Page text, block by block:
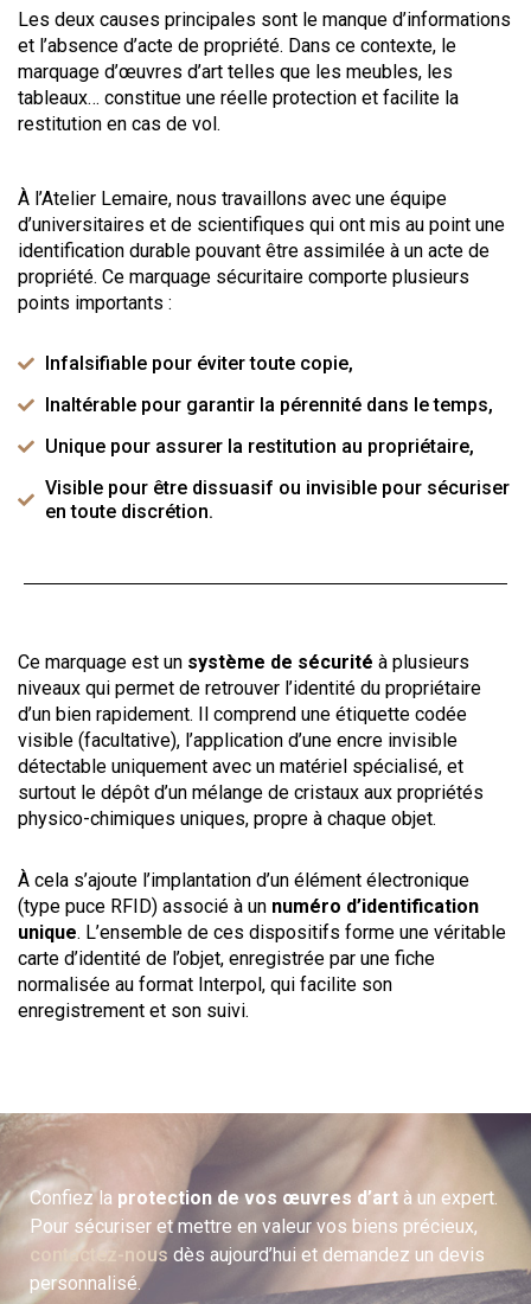
Les deux causes principales sont le manque d’informations
et l’absence d’acte de propriété. Dans ce contexte, le
marquage d’œuvres d’art telles que les meubles, les
tableaux… constitue une réelle protection et facilite la
restitution en cas de vol.
À l’Atelier Lemaire, nous travaillons avec une équipe
d’universitaires et de scientifiques qui ont mis au point une
identification durable pouvant être assimilée à un acte de
propriété. Ce marquage sécuritaire comporte plusieurs
points importants :
Infalsifiable pour éviter toute copie,
Inaltérable pour garantir la pérennité dans le temps,
Unique pour assurer la restitution au propriétaire,
Visible pour être dissuasif ou invisible pour sécuriser
en toute discrétion.
Ce marquage est un système de sécurité à plusieurs
niveaux qui permet de retrouver l’identité du propriétaire
d’un bien rapidement. Il comprend une étiquette codée
visible (facultative), l’application d’une encre invisible
détectable uniquement avec un matériel spécialisé, et
surtout le dépôt d’un mélange de cristaux aux propriétés
physico-chimiques uniques, propre à chaque objet.
À cela s’ajoute l’implantation d’un élément électronique
(type puce RFID) associé à un numéro d’identification
unique. L’ensemble de ces dispositifs forme une véritable
carte d’identité de l’objet, enregistrée par une fiche
normalisée au format Interpol, qui facilite son
enregistrement et son suivi.
Confiez la protection de vos œuvres d’art à un expert.
Pour sécuriser et mettre en valeur vos biens précieux,
contactez-nous dès aujourd’hui et demandez un devis
personnalisé.